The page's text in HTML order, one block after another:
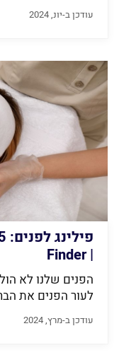
עודכן ב-יונ, 2024
| Finder
הפנים שלנו לא
לעור הפנים את
עודכן ב-מרץ, 2024